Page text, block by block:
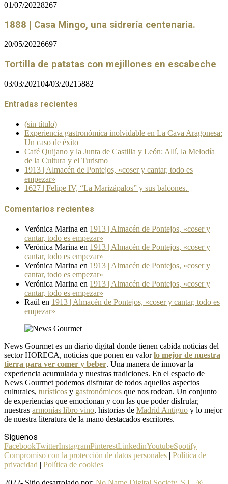
01/07/20228267
1888 | Casa Mingo, una sidrería centenaria.
20/05/20226697
Tortilla de patatas con mejillones en escabeche
03/03/202104/03/2021 5882
Entradas recientes
(sin título)
Experiencia gastronómica inolvidable en La Cava Aragonesa:
Un caso de éxito
Café Quijano y la Junta de Castilla y León: Allí, la Melodía
de la Cultura y el Turismo
1913 | Almacén de Pontejos, «coser y cantar, todo es
empezar»
1627 | Felipe IV, “La Marizápalos” y sus balcones.
Comentarios recientes
Verónica Marina en 1913 | Almacén de Pontejos, «coser y
cantar, todo es empezar»
Verónica Marina en 1913 | Almacén de Pontejos, «coser y
cantar, todo es empezar»
Verónica Marina en 1913 | Almacén de Pontejos, «coser y
cantar, todo es empezar»
Verónica Marina en 1913 | Almacén de Pontejos, «coser y
cantar, todo es empezar»
Raúl en 1913 | Almacén de Pontejos, «coser y cantar, todo es
empezar»
News Gourmet es un diario digital donde tienen cabida noticias del
sector HORECA, noticias que ponen en valorlo mejor de nuestra
tierra para ver comer y beber. Una manera de innovar la
experiencia acumulada y nuestras tradiciones. En el espacio de
News Gourmet podemos disfrutar de todos aquellos aspectos
culturales, turísticos y gastronómicos que nos rodean. Un conjunto
de experiencias que emocionan y con las que poder disfrutar,
nuestras armonías libro vino, historias de Madrid Antiguo y lo mejor
de nuestra literatura de la mano destacados escritores.
Síguenos
FacebookTwitterInstagramPinterestLinkedinYoutubeSpotify
Compromiso con la protección de datos personales | Política de
privacidad | Política de cookies